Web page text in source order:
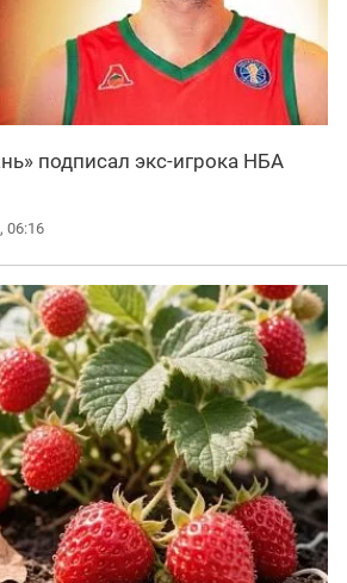
подписал экс-игрока НБА
06:16